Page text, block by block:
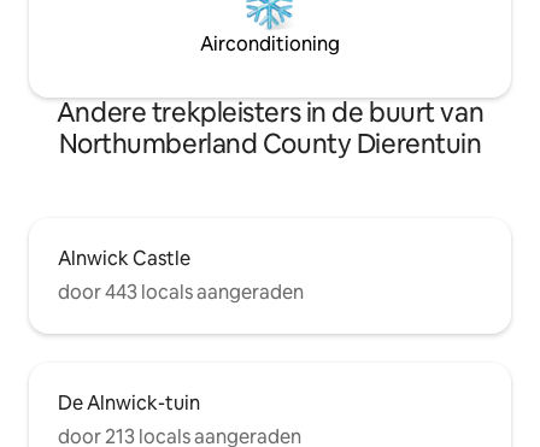
Airconditioning
Andere trekpleisters in de buurt van
Northumberland County Dierentuin
Alnwick Castle
door 443 locals aangeraden
De Alnwick-tuin
door 213 locals aangeraden